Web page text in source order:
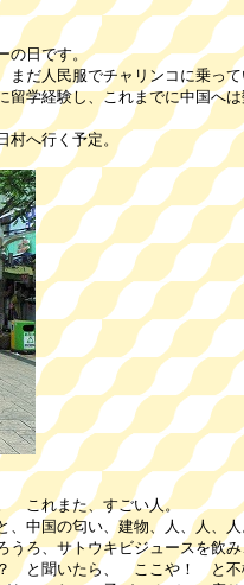
の日です。
だ人民服でチャリンコに乗って
学経験し、これまでに中国へ
へ行く予定。
これまた、すごい人。
の匂い、建物、人、人、人
サトウキビジュースを飲み
聞いたら、 ここや！ と不機